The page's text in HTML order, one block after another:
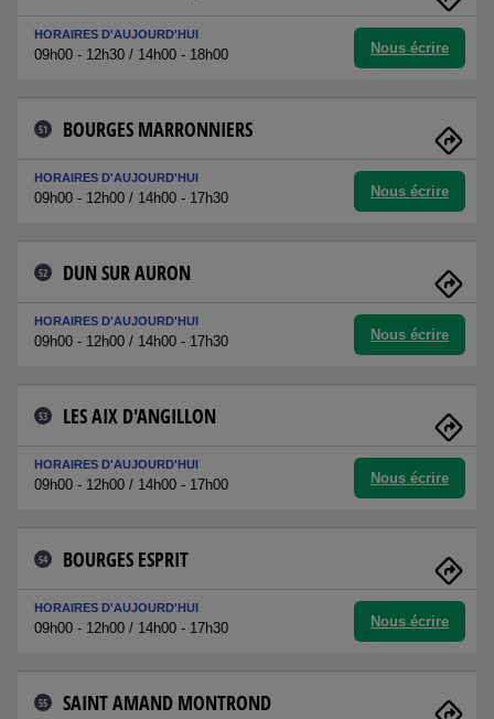
HORAIRES D'AUJOURD'HUI
09h00 - 12h30 / 14h00 - 18h00 Nous écrire
51 BOURGES MARRONNIERS
HORAIRES D'AUJOURD'HUI
09h00 - 12h00 / 14h00 - 17h30 Nous écrire
52 DUN SUR AURON
HORAIRES D'AUJOURD'HUI
09h00 - 12h00 / 14h00 - 17h30 Nous écrire
53 LES AIX D'ANGILLON
HORAIRES D'AUJOURD'HUI
09h00 - 12h00 / 14h00 - 17h00 Nous écrire
54 BOURGES ESPRIT
HORAIRES D'AUJOURD'HUI
09h00 - 12h00 / 14h00 - 17h30 Nous écrire
55 SAINT AMAND MONTROND